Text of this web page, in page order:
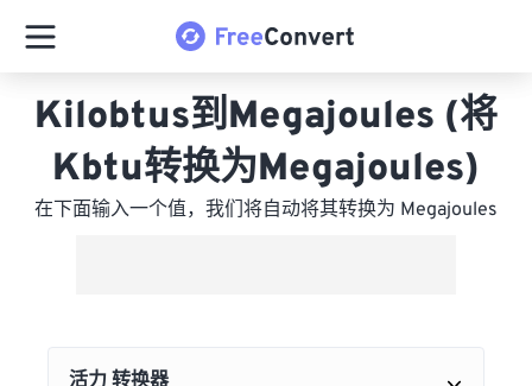
Kilobtus到Megajoules (将
Kbtu转换为Megajoules)
在下面输入一个值，我们将自动将其转换为 Megajoules